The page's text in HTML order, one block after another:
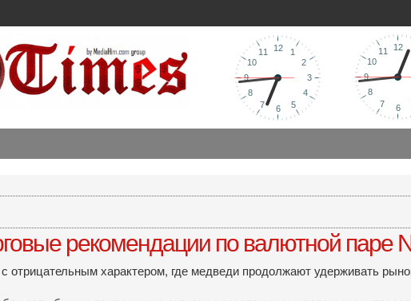
рекомендации по валютной паре
отрицательным характером, где медведи продолжают удерживать